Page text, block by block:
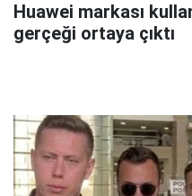
Huawei markası
gerçeği ortaya çıktı